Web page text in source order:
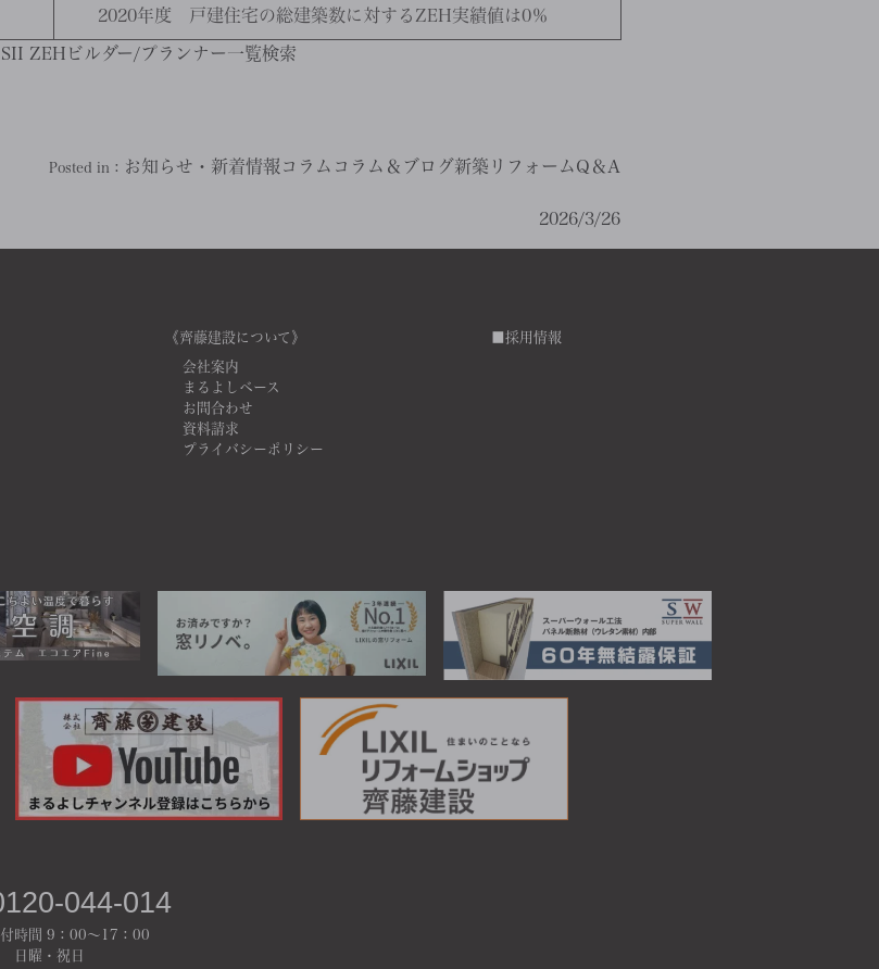
2020年度 戸建住宅の総建築数に対するZEH実績値は0％
SII ZEHビルダー/プランナー一覧検索
Posted in： お知らせ・新着情報 コラム コラム＆ブログ新築リフォームQ＆A
2026/3/26
《齊藤建設について》
会社案内
まるよしベース
お問合わせ
資料請求
プライバシーポリシー
■採用情報
044-014
時間 9：00～17：00
日曜・祝日